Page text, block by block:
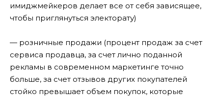
имиджмейкеров делает все от себя зависящее,
чтобы приглянуться электорату)
— розничные продажи (процент продаж за счет
сервиса продавца, за счет лично поданной
рекламы в современном маркетинге точно
больше, за счет отзывов других покупателей
стойко превышает объем покупок, которые